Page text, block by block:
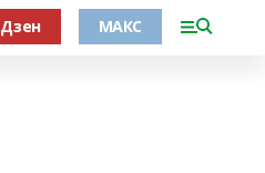
Дзен МАКС